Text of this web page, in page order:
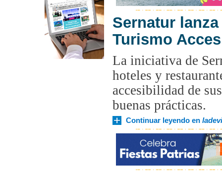
Sernatur
Turismo
La iniciativa de
hoteles y
accesibilidad de
buenas prácticas.
Continuar leyendo en